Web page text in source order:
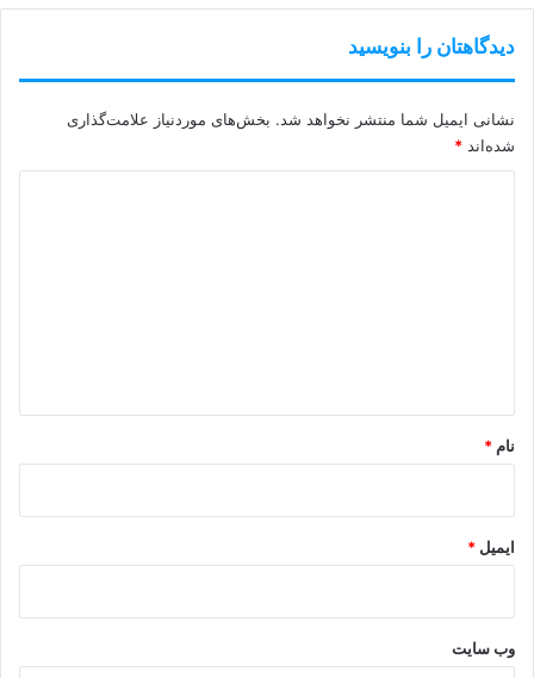
دیدگاهتان را بنویسید
نشانی ایمیل شما منتشر نخواهد شد. بخش‌های موردنیاز علامت‌گذاری
شده‌اند *
نام *
ایمیل *
وب‌ سایت